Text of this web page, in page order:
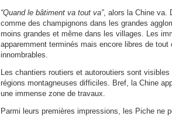
“Quand le bâtiment va tout va”, alors la Chine va.
comme des champignons dans les grandes
moins grandes et même dans les villages. Les
apparemment terminés mais encore libres de tout
innombrables.
Les chantiers routiers et autoroutiers sont
régions montagneuses difficiles. Bref, la Chine
une immense zone de travaux.
Parmi leurs premières impressions, les Piche ne